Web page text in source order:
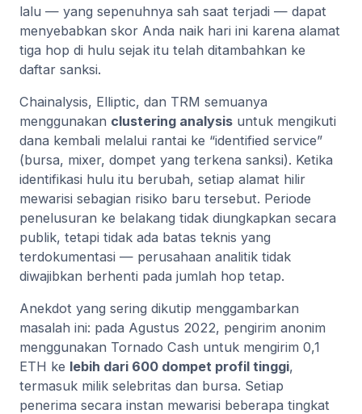
lalu — yang sepenuhnya sah saat terjadi — dapat
menyebabkan skor Anda naik hari ini karena alamat
tiga hop di hulu sejak itu telah ditambahkan ke
daftar sanksi.
Chainalysis, Elliptic, dan TRM semuanya
menggunakan clustering analysis untuk mengikuti
dana kembali melalui rantai ke “identified service”
(bursa, mixer, dompet yang terkena sanksi). Ketika
identifikasi hulu itu berubah, setiap alamat hilir
mewarisi sebagian risiko baru tersebut. Periode
penelusuran ke belakang tidak diungkapkan secara
publik, tetapi tidak ada batas teknis yang
terdokumentasi — perusahaan analitik tidak
diwajibkan berhenti pada jumlah hop tetap.
Anekdot yang sering dikutip menggambarkan
masalah ini: pada Agustus 2022, pengirim anonim
menggunakan Tornado Cash untuk mengirim 0,1
ETH ke lebih dari 600 dompet profil tinggi,
termasuk milik selebritas dan bursa. Setiap
penerima secara instan mewarisi beberapa tingkat